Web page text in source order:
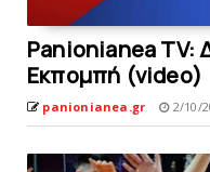
Panionianea TV:
Εκπομπή (video)
panionianea.gr 2/10/